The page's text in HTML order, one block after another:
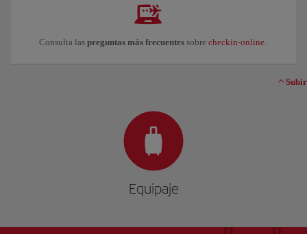
Consulta las preguntas más frecuentessobre checkin-online.
Subir
Equipaje